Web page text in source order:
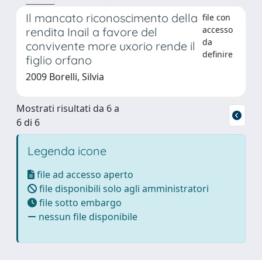
Il mancato riconoscimento della
rendita Inail a favore del
convivente more uxorio rende il
figlio orfano
file con
accesso
da
definire
2009 Borelli, Silvia
Mostrati risultati da 6 a
6 di 6
Legenda icone
file ad accesso aperto
file disponibili solo agli amministratori
file sotto embargo
nessun file disponibile